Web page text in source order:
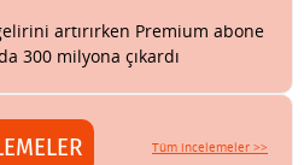
artırırken Premium abone
da 300 milyona çıkardı
Tüm incelemeler >>